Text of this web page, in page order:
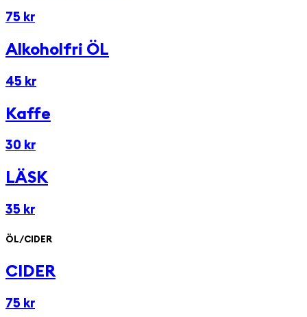
75 kr
Alkoholfri ÖL
45 kr
Kaffe
30 kr
LÄSK
35 kr
ÖL/CIDER
CIDER
75 kr